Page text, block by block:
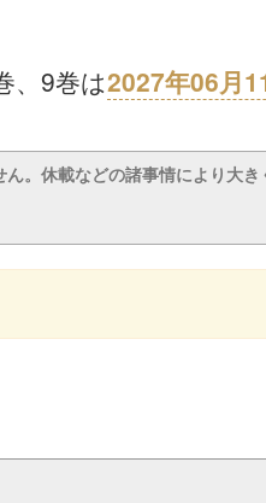
、9巻は2027年06月
。休載などの諸事情により大き